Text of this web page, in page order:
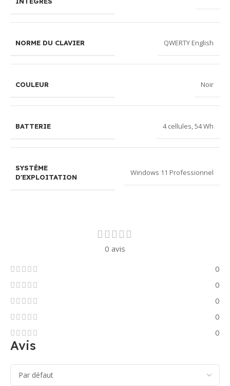
NORME DU CLAVIER QWERTY English
COULEUR Noir
BATTERIE 4 cellules, 54 Wh
SYSTÈME
D'EXPLOITATION
Windows 11 Professionnel
0 avis
0
0
0
0
0
Avis